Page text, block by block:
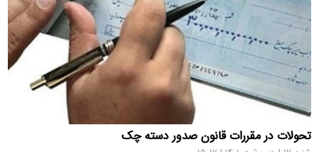
تحولات در مقررات قانون صدور دسته چک